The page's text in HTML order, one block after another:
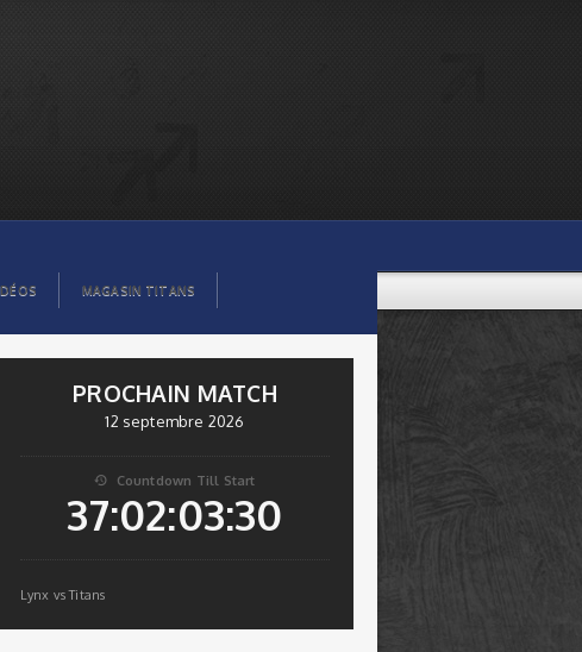
MAGASIN TITANS
PROCHAIN MATCH
12 septembre 2026
 Countdown Till Start
37:02:03:30
Lynx vs Titans